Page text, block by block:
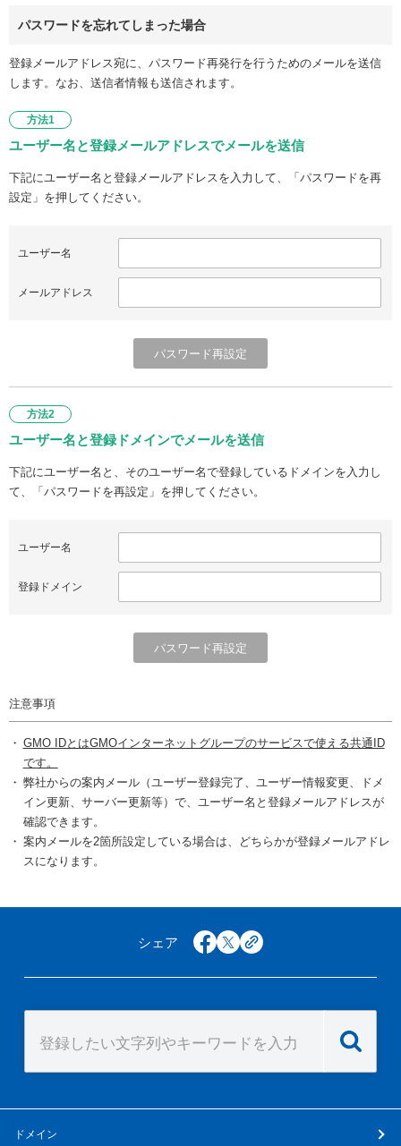
パスワードを忘れてしまった場合
登録メールアドレス宛に、パスワード再発行を行うためのメールを送信
します。なお、送信者情報も送信されます。
方法1
ユーザー名と登録メールアドレスでメールを送信
下記にユーザー名と登録メールアドレスを入力して、「パスワードを再
設定」を押してください。
ユーザー名
メールアドレス
方法2
ユーザー名と登録ドメインでメールを送信
下記にユーザー名と、そのユーザー名で登録しているドメインを入力し
て、「パスワードを再設定」を押してください。
ユーザー名
登録ドメイン
注意事項
GMO IDとはGMOインターネットグループのサービスで使える共通ID
です。
弊社からの案内メール（ユーザー登録完了、ユーザー情報変更、ドメ
イン更新、サーバー更新等）で、ユーザー名と登録メールアドレスが
確認できます。
案内メールを2箇所設定している場合は、どちらかが登録メールアドレ
スになります。
シェア facebook
x copy
ドメイン